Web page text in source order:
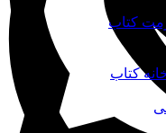
کتاب